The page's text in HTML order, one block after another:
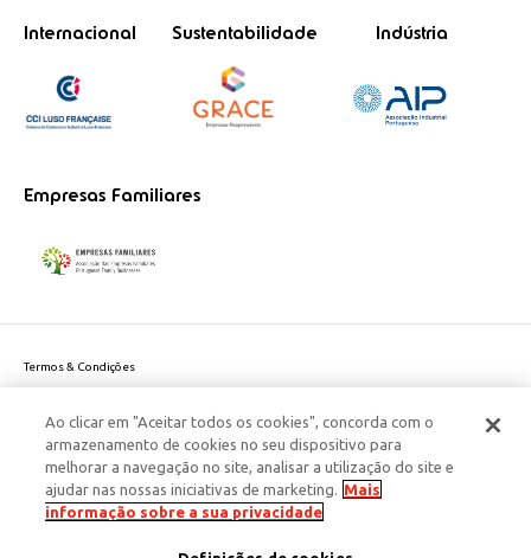
Internacional Sustentabilidade Indústria
Empresas Familiares
Termos & Condições
Politica de Cookies
Política de Privacidade Dados Pessoais
Responsabilidade Social Corporativa
Este site é protegido pelo reCAPTCHA e aplicam-se a
Ao clicar em "Aceitar todos os cookies", concorda com o
armazenamento de cookies no seu dispositivo para
melhorar a navegação no site, analisar a utilização do site e
ajudar nas nossas iniciativas de marketing. Mais
informação sobre a sua privacidade